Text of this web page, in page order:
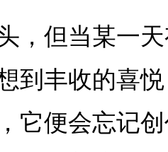
，但当某一
到丰收的喜
它便会忘记